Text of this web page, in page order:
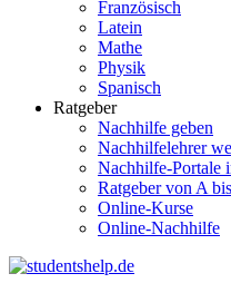
Französisch
Latein
Mathe
Physik
Spanisch
Ratgeber
Nachhilfe geben
Nachhilfelehrer
Nachhilfe-Portale
Ratgeber von A
Online-Kurse
Online-Nachhilfe